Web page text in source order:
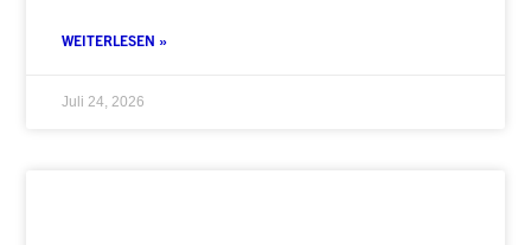
WEITERLESEN »
Juli 24, 2026